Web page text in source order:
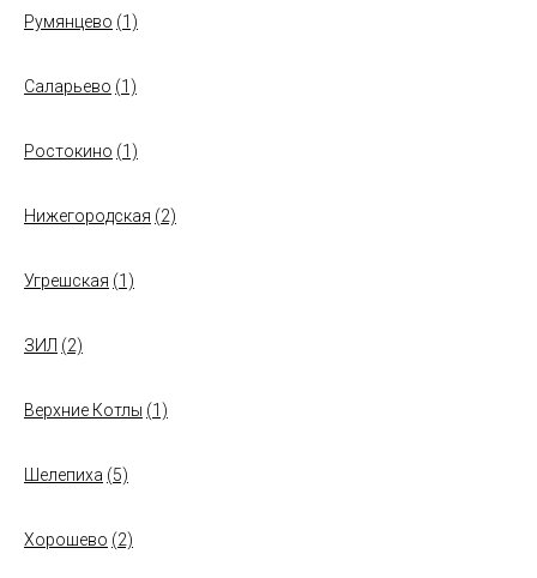
Румянцево (1)
Саларьево (1)
Ростокино (1)
Нижегородская (2)
Угрешская (1)
ЗИЛ (2)
Верхние Котлы (1)
Шелепиха (5)
Хорошево (2)